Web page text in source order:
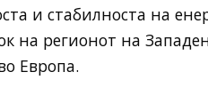
и стабилноста на
на регионот на
Европа.